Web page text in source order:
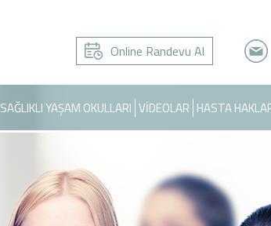
Online Randevu Al
SAĞLIKLI YAŞAM OKULLARI VİDEOLAR HASTA